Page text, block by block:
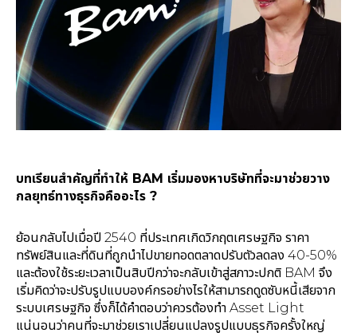
บทเรียนสำคัญที่ทำให้ BAM เริ่มมองหาบริษัทที่จะมาช่วยวาง
กลยุทธ์ทางธุรกิจคืออะไร ?
ย้อนกลับไปเมื่อปี 2540 ที่ประเทศเกิดวิกฤตเศรษฐกิจ ราคา
ทรัพย์สินและที่ดินที่ถูกนำไปขายทอดตลาดปรับตัวลดลง 40-50%
และต้องใช้ระยะเวลาเป็นสิบปีกว่าจะกลับเข้าสู่สภาวะปกติ BAM จึง
เริ่มคิดว่าจะปรับรูปแบบองค์กรอย่างไรให้สามารถดูดซับหนี้เสียจาก
ระบบเศรษฐกิจ ซึ่งก็ได้คำตอบว่าควรต้องทำ Asset Light
แน่นอนว่าคนที่จะมาช่วยเราเปลี่ยนแปลงรูปแบบธุรกิจครั้งใหญ่